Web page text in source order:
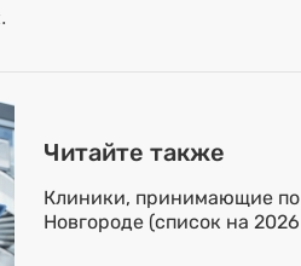
Читайте также
Клиники, принимающие
Новгороде (список на